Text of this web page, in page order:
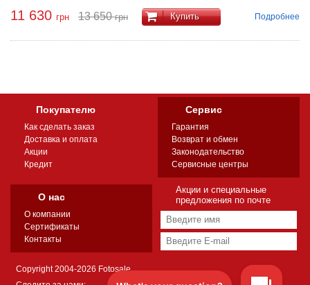
11 630 грн 13 650грн Купить Подробнее
Покупателю
Как сделать заказ
Доставка и оплата
Акции
Кредит
Сервис
Гарантия
Возврат и обмен
Законодательство
Сервисные центры
О нас
О компании
Сертификаты
Контакты
Акции и специальные
предложения по почте
Copyright 2004-2026 Fotosale